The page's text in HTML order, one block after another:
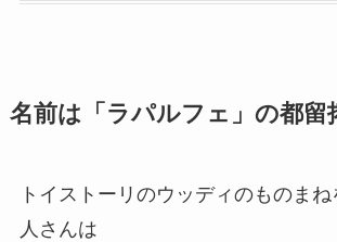
名前は「ラパルフェ」の都留
トイストーリのウッディのものま
人さんは